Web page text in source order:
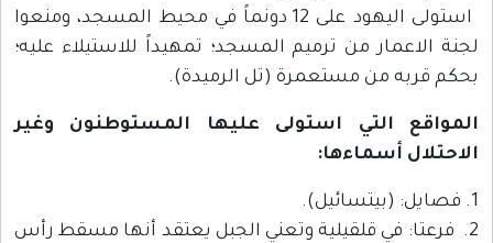
استولى اليهود على 12 دونماً في محيط المسجد، ومنعوا
لجنة الاعمار من ترميم المسجد؛ تمهيداً للاستيلاء عليه؛
بحكم قربه من مستعمرة (تل الرميدة).
المواقع التي استولى عليها المستوطنون وغير
الاحتلال أسماءها:
1. فصايل: (بيتسائيل).
2. فرعتا: في قلقيلية وتعني الجبل يعتقد أنها مسقط رأس